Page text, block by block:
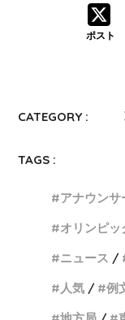
ポスト
CATEGORY :
TAGS :
アナウンサ
オリンピッ
ニュース
人気
例